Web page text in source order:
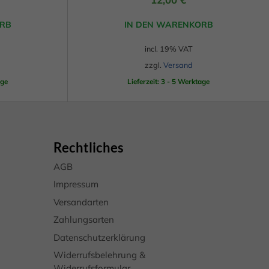
IN DEN WARENKORB
incl. 19% VAT
zzgl. Versand
Lieferzeit: 3 - 5 Werktage
Rechtliches
AGB
Impressum
Versandarten
Zahlungsarten
Datenschutzerklärung
Widerrufsbelehrung &